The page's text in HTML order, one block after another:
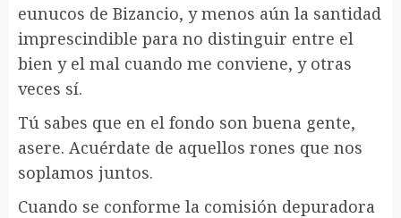
eunucos de Bizancio, y menos aún la santidad
imprescindible para no distinguir entre el
bien y el mal cuando me conviene, y otras
veces sí.
Tú sabes que en el fondo son buena gente,
asere. Acuérdate de aquellos rones que nos
soplamos juntos.
Cuando se conforme la comisión depuradora